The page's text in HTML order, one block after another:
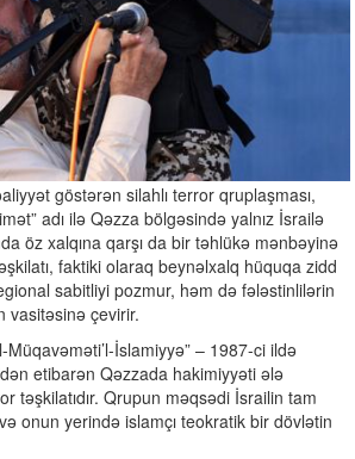
göstərən silahlı terror qruplaşması,
adı ilə Qəzza bölgəsində yalnız İsrailə
öz xalqına qarşı da bir təhlükə mənbəyinə
faktiki olaraq beynəlxalq hüquqa zidd
sabitliyi pozmur, həm də fələstinlilərin
vasitəsinə çevirir.
Müqavəməti’l-İslamiyyə” – 1987-ci ildə
etibarən Qəzzada hakimiyyəti ələ
təşkilatıdır. Qrupun məqsədi İsrailin tam
onun yerində islamçı teokratik bir dövlətin